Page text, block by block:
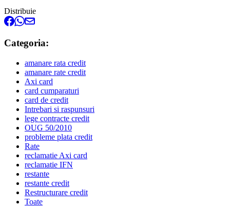
Distribuie
Categoria:
amanare rata credit
amanare rate credit
Axi card
card cumparaturi
card de credit
Intrebari si raspunsuri
lege contracte credit
OUG 50/2010
probleme plata credit
Rate
reclamatie Axi card
reclamatie IFN
restante
restante credit
Restructurare credit
Toate